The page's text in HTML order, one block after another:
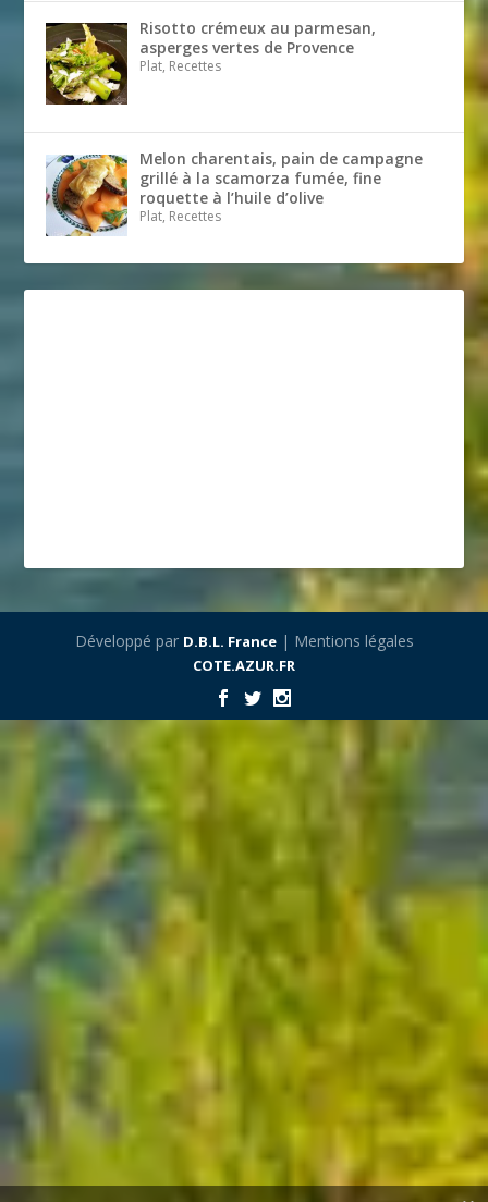
Risotto crémeux au parmesan,
asperges vertes de Provence
Plat, Recettes
Melon charentais, pain de campagne
grillé à la scamorza fumée, fine
roquette à l’huile d’olive
Plat, Recettes
Développé par D.B.L. France| Mentions légales
COTE.AZUR.FR